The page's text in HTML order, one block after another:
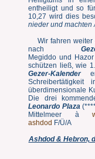
entheiligt und so
10,27 wird dies
nieder und machten
Wir fahren weiter
nach
Megiddo und
schützen ließ, wie
Gezer-Kalender
Schreibertätigkeit
überdimensionale
Die drei
Leonardo Plaza
Mittelmeer à
ashdod F/Ü/A
Ashdod & Hebron,